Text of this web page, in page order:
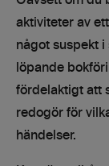
aktiviteter av
något suspekt
löpande
fördelaktigt att
redogör för
händelser.